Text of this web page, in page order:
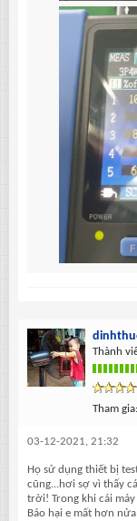
Thành
Tham gia:
03-12-2021, 21:32
Họ sử dụng thiết bị
cũng...hơi sợ vì thấy
trời! Trong khi cái máy
Báo hại e mất hơn